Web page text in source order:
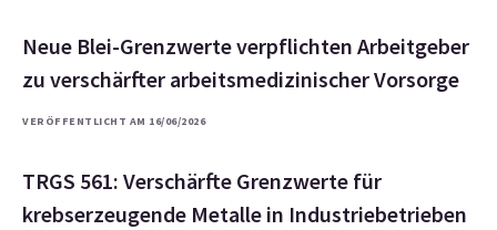
Neue Blei-Grenzwerte verpflichten Arbeitgeber
zu verschärfter arbeitsmedizinischer Vorsorge
VERÖFFENTLICHT AM 16/06/2026
TRGS 561: Verschärfte Grenzwerte für
krebserzeugende Metalle in Industriebetrieben